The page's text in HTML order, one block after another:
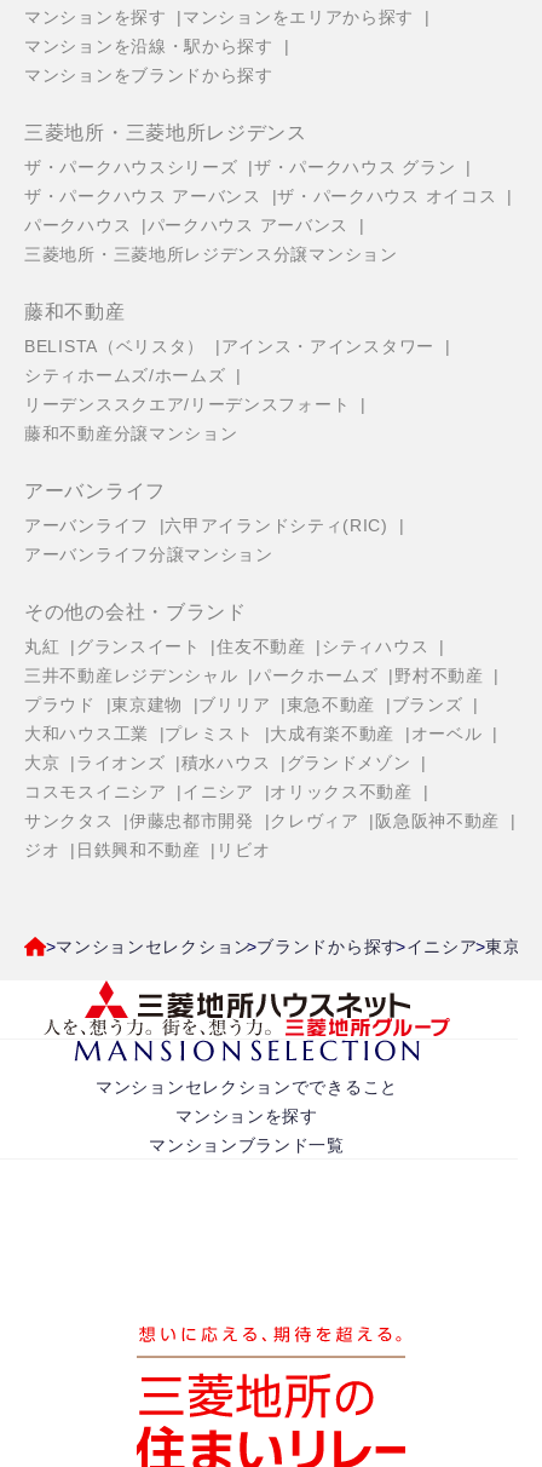
マンションを探す
マンションをエリアから探す
マンションを沿線・駅から探す
マンションをブランドから探す
三菱地所・三菱地所レジデンス
ザ・パークハウスシリーズ
ザ・パークハウス グラン
ザ・パークハウス アーバンス
ザ・パークハウス オイコス
パークハウス
パークハウス アーバンス
三菱地所・三菱地所レジデンス分譲マンション
藤和不動産
BELISTA（ベリスタ）
アインス・アインスタワー
シティホームズ/ホームズ
リーデンススクエア/リーデンスフォート
藤和不動産分譲マンション
アーバンライフ
アーバンライフ
六甲アイランドシティ(RIC)
アーバンライフ分譲マンション
その他の会社・ブランド
丸紅 グランスイート 住友不動産
シティハウス
三井不動産レジデンシャル
パークホームズ
野村不動産
プラウド
東京建物 ブリリア 東急不動産
ブランズ
大和ハウス工業
プレミスト 大成有楽不動産
オーベル
大京
ライオンズ 積水ハウス
グランドメゾン
コスモスイニシア
イニシア
オリックス不動産
サンクタス
伊藤忠都市開発 クレヴィア
阪急阪神不動産
ジオ
日鉄興和不動産 リビオ
マンションセレクション ブランドから探す イニシア 東京都
マンションセレクションでできること
マンションを探す
マンションブランド一覧